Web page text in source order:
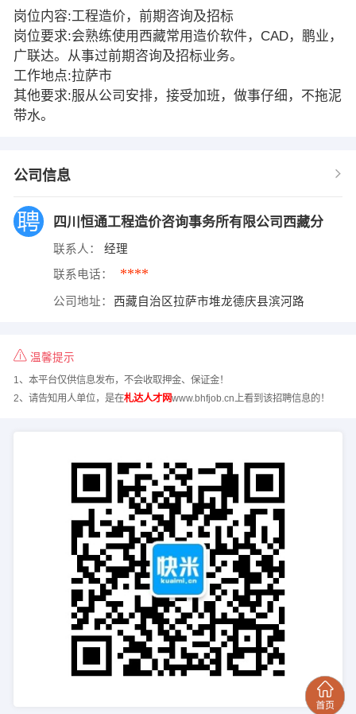
岗位内容:工程造价，前期咨询及招标
岗位要求:会熟练使用西藏常用造价软件，CAD，鹏业，
广联达。从事过前期咨询及招标业务。
工作地点:拉萨市
其他要求:服从公司安排，接受加班，做事仔细，不拖泥
带水。
公司信息
四川恒通工程造价咨询事务所有限公司西藏分
联系人： 经理
联系电话： ****
公司地址： 西藏自治区拉萨市堆龙德庆县滨河路
温馨提示
1、本平台仅供信息发布，不会收取押金、保证金！
2、请告知用人单位，是在札达人才网www.bhfjob.cn上看到该招聘信息的！